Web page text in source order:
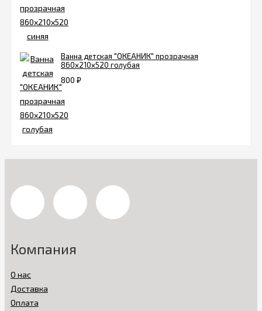
Ванна детская "ОКЕАНИК" прозрачная
860x210x520 голубая
800 ₽
Компания
О нас
Доставка
Оплата